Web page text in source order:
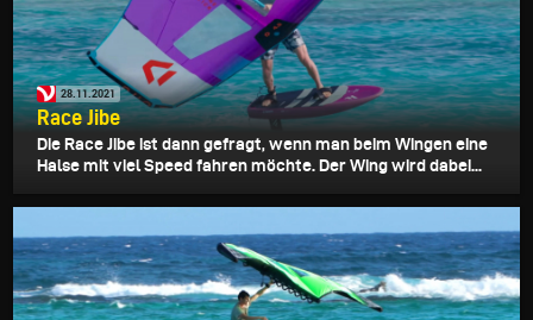
28.11.2021
Race Jibe
Die Race Jibe ist dann gefragt, wenn man beim Wingen eine
Halse mit viel Speed fahren möchte. Der Wing wird dabei...